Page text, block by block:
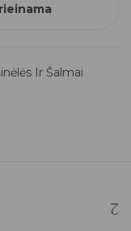
Ir Šalmai